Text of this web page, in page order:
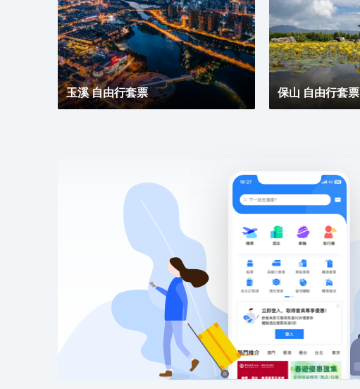
玉溪 自由行套票 保山 自由行套票